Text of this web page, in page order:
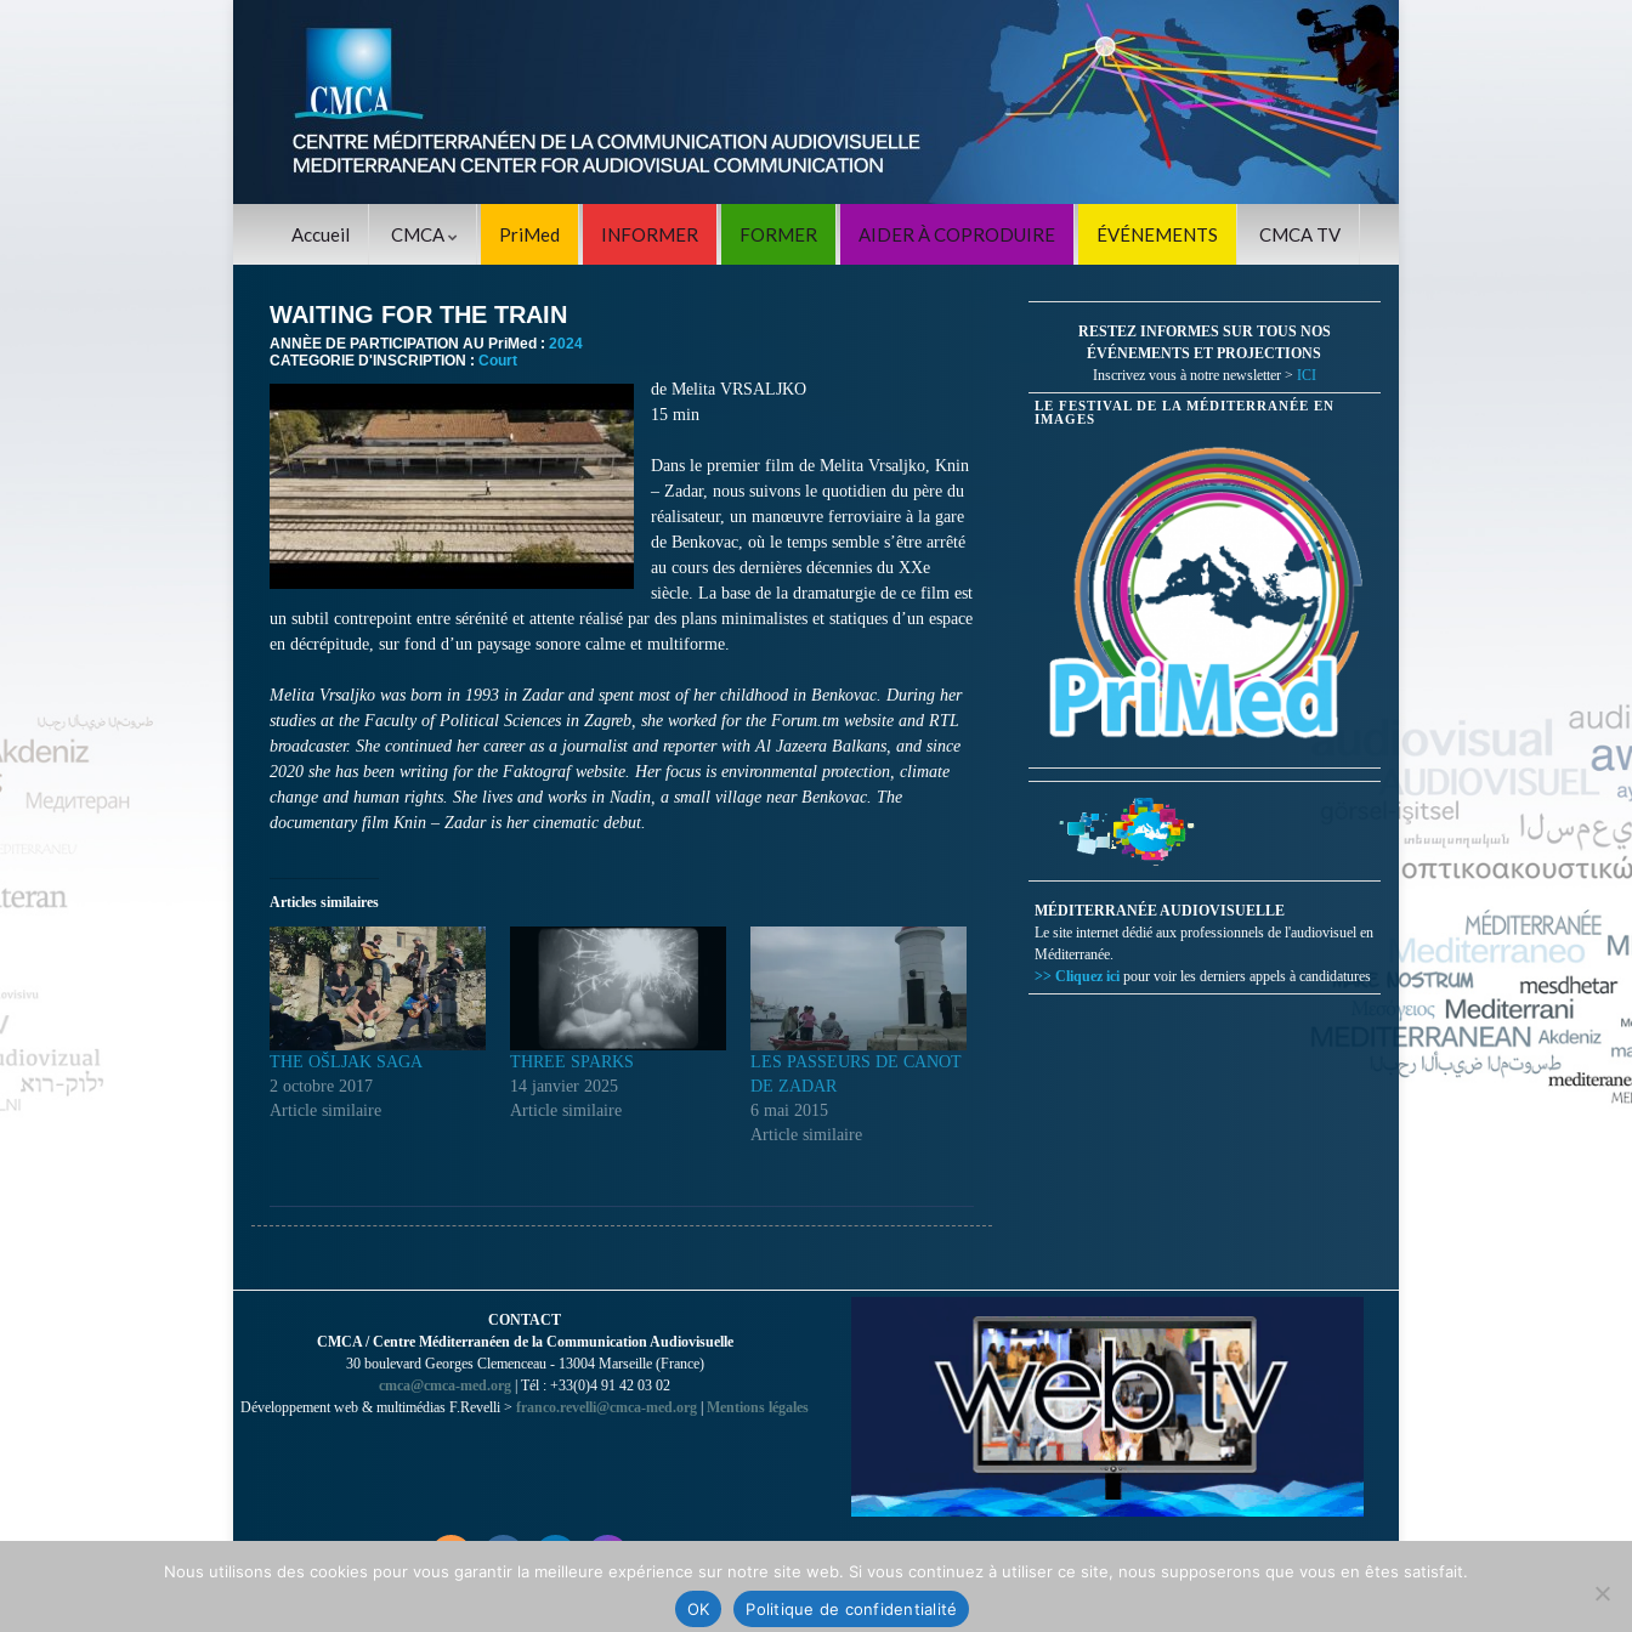
Accueil CMCA PriMed INFORMER FORMER AIDER À COPRODUIRE ÉVÉNEMENTS CMCA TV
WAITING FOR THE TRAIN
ANNÈE DE PARTICIPATION AU PriMed : 2024
CATEGORIE D'INSCRIPTION : Court
de Melita VRSALJKO
15 min
Dans le premier film de Melita Vrsaljko, Knin
– Zadar, nous suivons le quotidien du père du
réalisateur, un manœuvre ferroviaire à la gare
de Benkovac, où le temps semble s’être arrêté
au cours des dernières décennies du XXe
siècle. La base de la dramaturgie de ce film est
un subtil contrepoint entre sérénité et attente réalisé par des plans minimalistes et statiques d’un espace
en décrépitude, sur fond d’un paysage sonore calme et multiforme.
Melita Vrsaljko was born in 1993 in Zadar and spent most of her childhood in Benkovac. During her
studies at the Faculty of Political Sciences in Zagreb, she worked for the Forum.tm website and RTL
broadcaster. She continued her career as a journalist and reporter with Al Jazeera Balkans, and since
2020 she has been writing for the Faktograf website. Her focus is environmental protection, climate
change and human rights. She lives and works in Nadin, a small village near Benkovac. The
documentary film Knin – Zadar is her cinematic debut.
Articles similaires
THE OŠLJAK SAGA
2 octobre 2017
Article similaire
THREE SPARKS
14 janvier 2025
Article similaire
LES PASSEURS DE CANOT
DE ZADAR
6 mai 2015
Article similaire
RESTEZ INFORMES SUR TOUS NOS
ÉVÉNEMENTS ET PROJECTIONS
Inscrivez vous à notre newsletter > ICI
LE FESTIVAL DE LA MÉDITERRANÉE EN
IMAGES
MÉDITERRANÉE AUDIOVISUELLE
Le site internet dédié aux professionnels de l'audiovisuel en
Méditerranée.
>> Cliquez ici pour voir les derniers appels à candidatures
CONTACT
CMCA / Centre Méditerranéen de la Communication Audiovisuelle
30 boulevard Georges Clemenceau - 13004 Marseille (France)
cmca@cmca-med.org | Tél : +33(0)4 91 42 03 02
Développement web & multimédias F.Revelli > franco.revelli@cmca-med.org | Mentions légales
Nous utilisons des cookies pour vous garantir la meilleure expérience sur notre site web. Si vous continuez à utiliser ce site, nous supposerons que vous en êtes satisfait.
OK
Politique de confidentialité